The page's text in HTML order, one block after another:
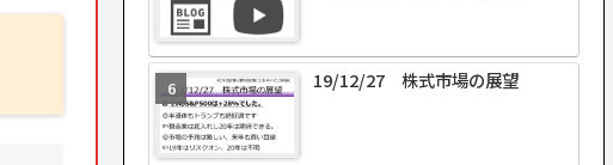
19/12/27 株式市場の展望